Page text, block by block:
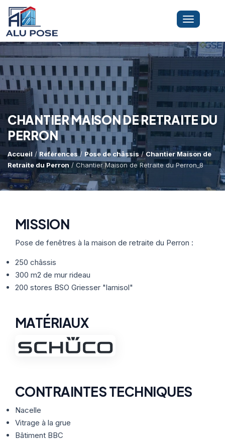
LA SOCIÉTÉ
PRESTATIONS
Dépannage Vitrages
Vitrine Magasin
Expertise Bris De Glace
Thermographie
MINI-GRUE ARAIGNÉE
Capacité De Levage
Nos Formules
RÉFÉRENCES
Toggle
CHANTIER MAISON DE RETRAITE DU
PERRON
Accueil /Références / Pose de châssis/Chantier Maison de
Retraite du Perron / Chantier Maison de Retraite du Perron_8
MISSION
Pose de fenêtres à la maison de retraite du Perron :
250 châssis
300 m2 de mur rideau
200 stores BSO Griesser "lamisol"
MATÉRIAUX
CONTRAINTES TECHNIQUES
Nacelle
Vitrage à la grue
Bâtiment BBC